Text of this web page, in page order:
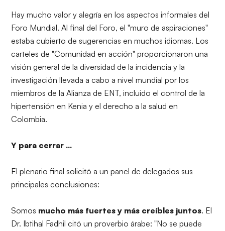
Hay mucho valor y alegría en los aspectos informales del
Foro Mundial. Al final del Foro, el "muro de aspiraciones"
estaba cubierto de sugerencias en muchos idiomas. Los
carteles de "Comunidad en acción" proporcionaron una
visión general de la diversidad de la incidencia y la
investigación llevada a cabo a nivel mundial por los
miembros de la Alianza de ENT, incluido el control de la
hipertensión en Kenia y el derecho a la salud en
Colombia.
Y para cerrar ...
El plenario final solicitó a un panel de delegados sus
principales conclusiones:
Somos mucho más fuertes y más creíbles juntos. El
Dr. Ibtihal Fadhil citó un proverbio árabe: "No se puede